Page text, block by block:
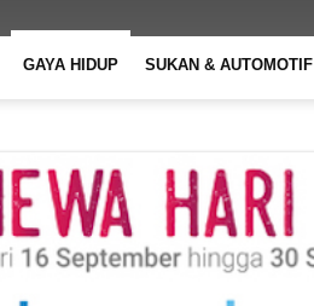
GAYA HIDUP SUKAN & AUTOMOTIF